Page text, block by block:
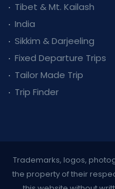
Tibet & Mt. Kailash
India
Sikkim & Darjeeling
Fixed Departure Trips
Tailor Made Trip
Trip Finder
Trademarks, logos,
the property of their